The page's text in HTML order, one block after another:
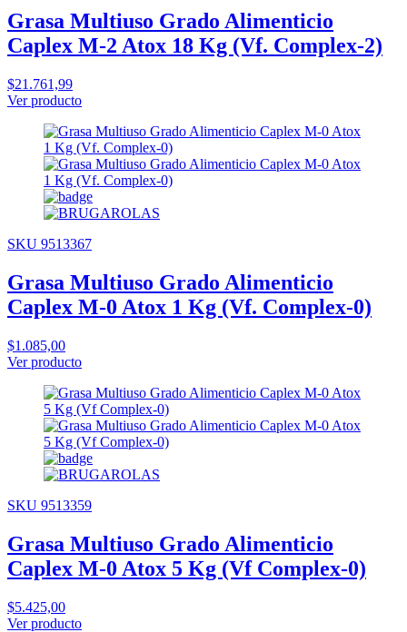
Grasa Multiuso Grado Alimenticio
Caplex M-2 Atox 18 Kg (Vf. Complex-2)
$21.761,99
Ver producto
SKU 9513367
Grasa Multiuso Grado Alimenticio
Caplex M-0 Atox 1 Kg (Vf. Complex-0)
$1.085,00
Ver producto
SKU 9513359
Grasa Multiuso Grado Alimenticio
Caplex M-0 Atox 5 Kg (Vf Complex-0)
$5.425,00
Ver producto